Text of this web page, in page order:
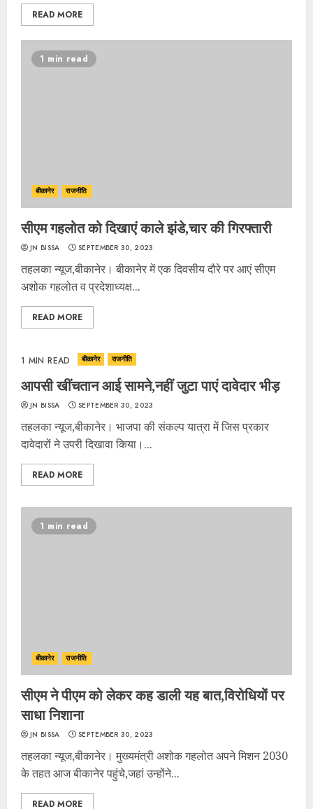
READ MORE
1 min read
बीकानेर राजनीति
सीएम गहलोत को दिखाएं काले झंडे,चार की गिरफ्तारी
JN BISSA SEPTEMBER 30, 2023
तहलका न्यूज,बीकानेर। बीकानेर में एक दिवसीय दौरे पर आएं सीएम
अशोक गहलोत व प्रदेशाध्यक्ष...
READ MORE
1 MIN READ बीकानेर राजनीति
आपसी खींचतान आई सामने,नहीं जुटा पाएं दावेदार भीड़
JN BISSA SEPTEMBER 30, 2023
तहलका न्यूज,बीकानेर। भाजपा की संकल्प यात्रा में जिस प्रकार
दावेदारों ने उपरी दिखावा किया।...
READ MORE
1 min read
बीकानेर राजनीति
सीएम ने पीएम को लेकर कह डाली यह बात,विरोधियों पर
साधा निशाना
JN BISSA SEPTEMBER 30, 2023
तहलका न्यूज,बीकानेर। मुख्यमंत्री अशोक गहलोत अपने मिशन 2030
के तहत आज बीकानेर पहुंचे,जहां उन्होंने...
READ MORE